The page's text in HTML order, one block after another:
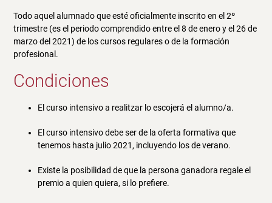
Todo aquel alumnado que esté oficialmente inscrito en el 2º
trimestre (es el periodo comprendido entre el 8 de enero y el 26 de
marzo del 2021) de los cursos regulares o de la formación
profesional.
Condiciones
El curso intensivo a realitzar lo escojerá el alumno/a.
El curso intensivo debe ser de la oferta formativa que
tenemos hasta julio 2021, incluyendo los de verano.
Existe la posibilidad de que la persona ganadora regale el
premio a quien quiera, si lo prefiere.